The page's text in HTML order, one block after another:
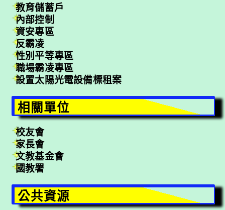
教育儲蓄戶
內部控制
資安專區
反霸凌
性別平等專區
職場霸凌專區
設置太陽光電設備標租案
相關單位
校友會
家長會
文教基金會
國教署
公共資源